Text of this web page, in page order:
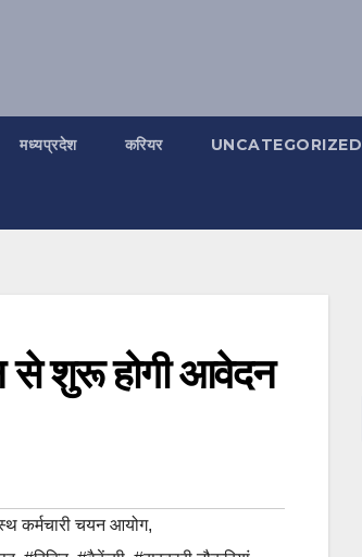
मध्यप्रदेश करियर UNCATEGORIZED
से शुरू होगी आवेदन
कर्मचारी चयन आयोग,